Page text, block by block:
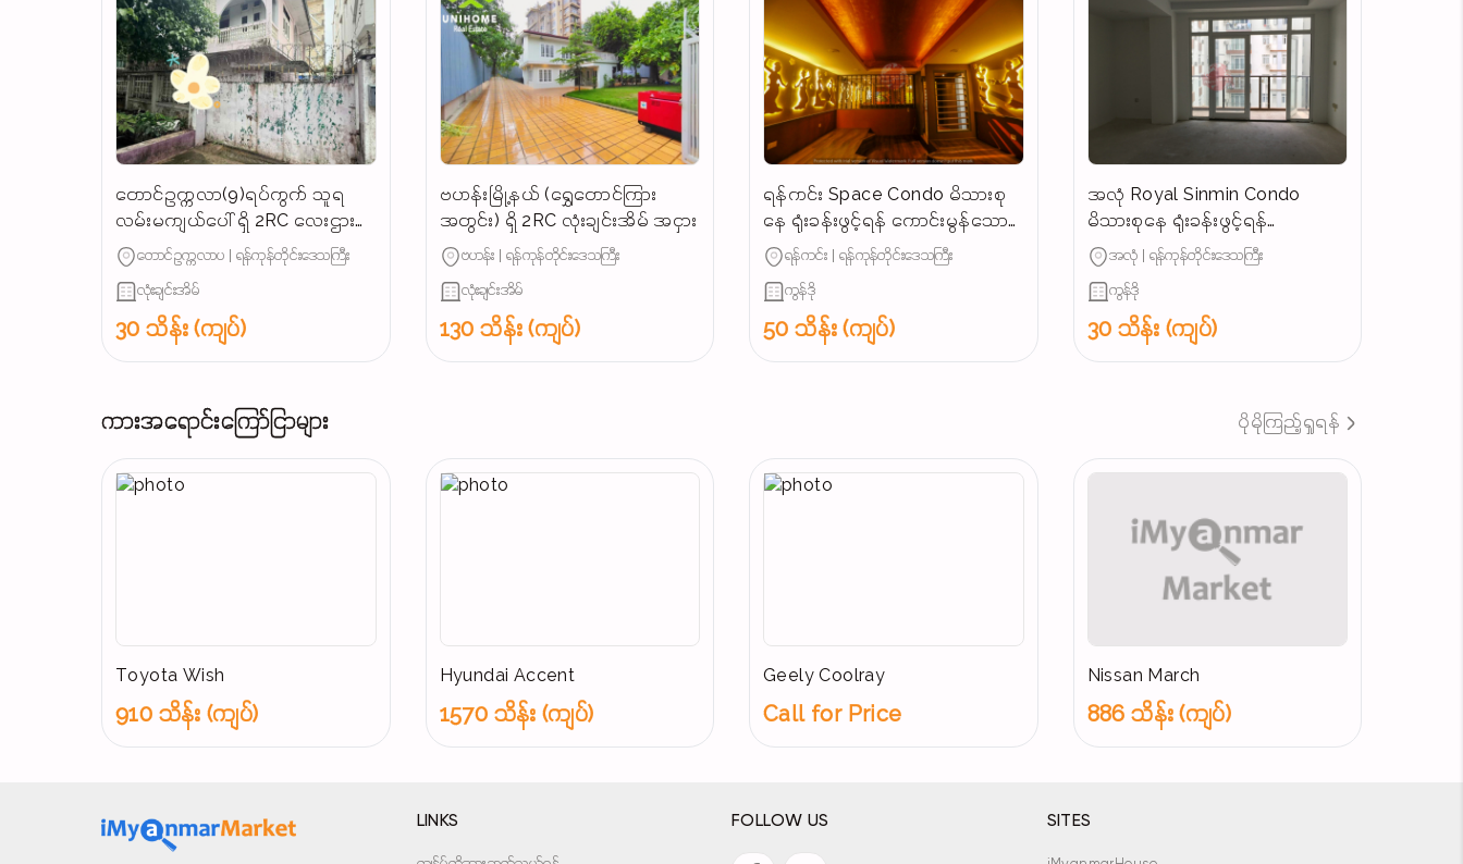
တောင်ဥက္ကလာ(9)ရပ်ကွက် သူရ
လမ်းမကျယ်ပေါ် ရှိ 2RC လေးဌားပါ
မည် လူနေမလား / ရုံးခန်းဖွင့်ရင်
အဆင်ပြေ...
တောင်ဥက္ကလာပ | ရန်ကုန်တိုင်းဒေသကြီး
လုံးချင်းအိမ်
30 သိန်း (ကျပ်)
ဗဟန်းမြို့နယ် (ရွှေတောင်ကြား
အတွင်း) ရှိ 2RC လုံးချင်းအိမ် အငှား
ဗဟန်း | ရန်ကုန်တိုင်းဒေသကြီး
လုံးချင်းအိမ်
130 သိန်း (ကျပ်)
ရန်ကင်း Space Condo မိသားစု
နေ ရုံးခန်းဖွင့်ရန် ကောင်းမွန်သော
အခန်းအငှား
ရန်ကင်း | ရန်ကုန်တိုင်းဒေသကြီး
ကွန်ဒို
50 သိန်း (ကျပ်)
အလုံ Royal Sinmin Condo
မိသားစုနေ ရုံးခန်းဖွင့်ရန်
ကောင်းမွန်သောအခန်းအငှား
အလုံ | ရန်ကုန်တိုင်းဒေသကြီး
ကွန်ဒို
30 သိန်း (ကျပ်)
ကားအရောင်းကြော်ငြာများ ပိုမိုကြည့်ရှုရန်
Toyota Wish
910 သိန်း (ကျပ်)
Hyundai Accent
1570 သိန်း (ကျပ်)
Geely Coolray
Call for Price
Nissan March
886 သိန်း (ကျပ်)
LINKS FOLLOW US SITES